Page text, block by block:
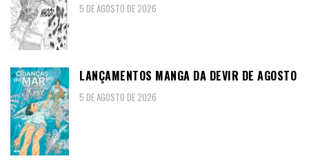
5 DE AGOSTO DE 2026
LANÇAMENTOS MANGA DA DEVIR DE AGOSTO
5 DE AGOSTO DE 2026